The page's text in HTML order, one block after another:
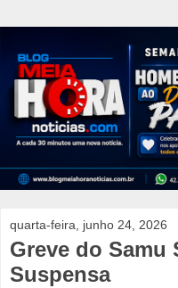
quarta-feira, junho 24, 2026
Greve do Samu
Suspensa